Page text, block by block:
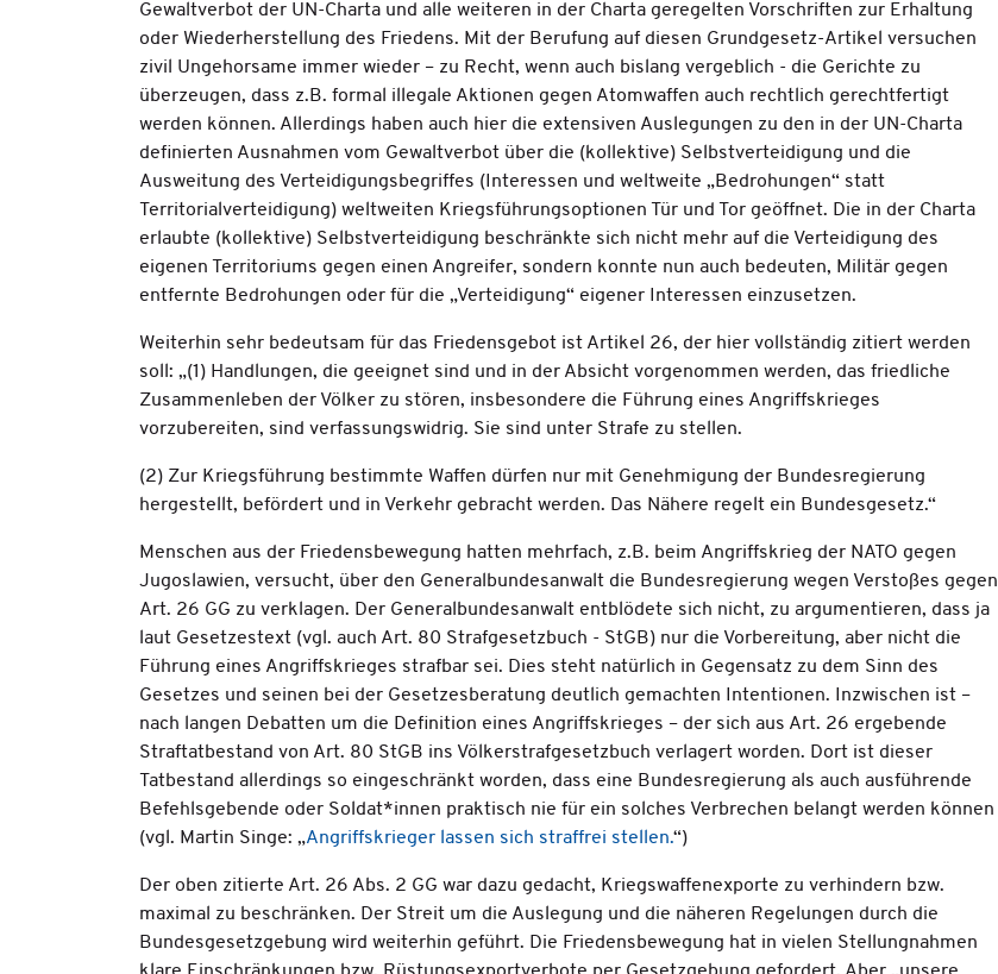
Gewaltverbot der UN-Charta und alle weiteren in der Charta geregelten Vorschriften zur Erhaltung
oder Wiederherstellung des Friedens. Mit der Berufung auf diesen Grundgesetz-Artikel versuchen
zivil Ungehorsame immer wieder – zu Recht, wenn auch bislang vergeblich - die Gerichte zu
überzeugen, dass z.B. formal illegale Aktionen gegen Atomwaffen auch rechtlich gerechtfertigt
werden können. Allerdings haben auch hier die extensiven Auslegungen zu den in der UN-Charta
definierten Ausnahmen vom Gewaltverbot über die (kollektive) Selbstverteidigung und die
Ausweitung des Verteidigungsbegriffes (Interessen und weltweite „Bedrohungen“ statt
Territorialverteidigung) weltweiten Kriegsführungsoptionen Tür und Tor geöffnet. Die in der Charta
erlaubte (kollektive) Selbstverteidigung beschränkte sich nicht mehr auf die Verteidigung des
eigenen Territoriums gegen einen Angreifer, sondern konnte nun auch bedeuten, Militär gegen
entfernte Bedrohungen oder für die „Verteidigung“ eigener Interessen einzusetzen.
Weiterhin sehr bedeutsam für das Friedensgebot ist Artikel 26, der hier vollständig zitiert werden
soll: „(1) Handlungen, die geeignet sind und in der Absicht vorgenommen werden, das friedliche
Zusammenleben der Völker zu stören, insbesondere die Führung eines Angriffskrieges
vorzubereiten, sind verfassungswidrig. Sie sind unter Strafe zu stellen.
(2) Zur Kriegsführung bestimmte Waffen dürfen nur mit Genehmigung der Bundesregierung
hergestellt, befördert und in Verkehr gebracht werden. Das Nähere regelt ein Bundesgesetz.“
Menschen aus der Friedensbewegung hatten mehrfach, z.B. beim Angriffskrieg der NATO gegen
Jugoslawien, versucht, über den Generalbundesanwalt die Bundesregierung wegen Verstoßes gegen
Art. 26 GG zu verklagen. Der Generalbundesanwalt entblödete sich nicht, zu argumentieren, dass ja
laut Gesetzestext (vgl. auch Art. 80 Strafgesetzbuch - StGB) nur die Vorbereitung, aber nicht die
Führung eines Angriffskrieges strafbar sei. Dies steht natürlich in Gegensatz zu dem Sinn des
Gesetzes und seinen bei der Gesetzesberatung deutlich gemachten Intentionen. Inzwischen ist –
nach langen Debatten um die Definition eines Angriffskrieges – der sich aus Art. 26 ergebende
Straftatbestand von Art. 80 StGB ins Völkerstrafgesetzbuch verlagert worden. Dort ist dieser
Tatbestand allerdings so eingeschränkt worden, dass eine Bundesregierung als auch ausführende
Befehlsgebende oder Soldat*innen praktisch nie für ein solches Verbrechen belangt werden können
(vgl. Martin Singe: „Angriffskrieger lassen sich straffrei stellen.“)
Der oben zitierte Art. 26 Abs. 2 GG war dazu gedacht, Kriegswaffenexporte zu verhindern bzw.
maximal zu beschränken. Der Streit um die Auslegung und die näheren Regelungen durch die
Bundesgesetzgebung wird weiterhin geführt. Die Friedensbewegung hat in vielen Stellungnahmen